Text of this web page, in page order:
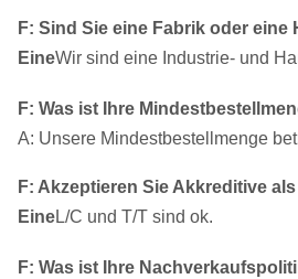
F: Sind Sie eine Fabrik oder
EineWir sind eine Industrie- und
F: Was ist Ihre
A: Unsere Mindestbestellmenge
F: Akzeptieren Sie Akkreditive
EineL/C und T/T sind ok.
F: Was ist Ihre